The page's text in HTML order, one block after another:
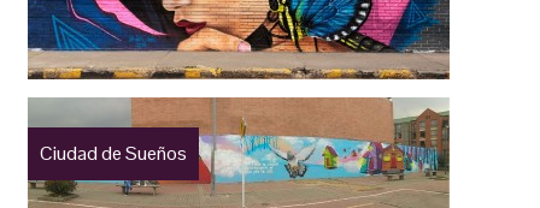
Ciudad de Sueños